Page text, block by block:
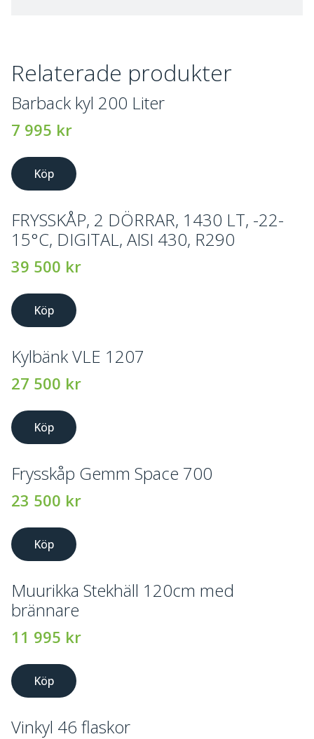
Relaterade produkter
Barback kyl 200 Liter
7 995 kr
Köp
FRYSSKÅP, 2 DÖRRAR, 1430 LT, -22-
15°C, DIGITAL, AISI 430, R290
39 500 kr
Köp
Kylbänk VLE 1207
27 500 kr
Köp
Frysskåp Gemm Space 700
23 500 kr
Köp
Muurikka Stekhäll 120cm med
brännare
11 995 kr
Köp
Vinkyl 46 flaskor